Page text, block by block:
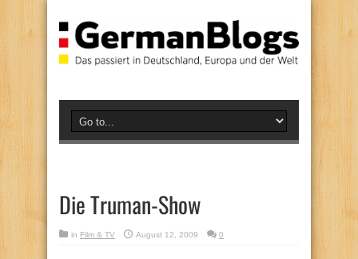
Die Truman-Show
in Film & TV August 12, 2009 0